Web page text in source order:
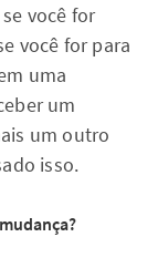
você for
você for para
uma
um
um outro
isso.